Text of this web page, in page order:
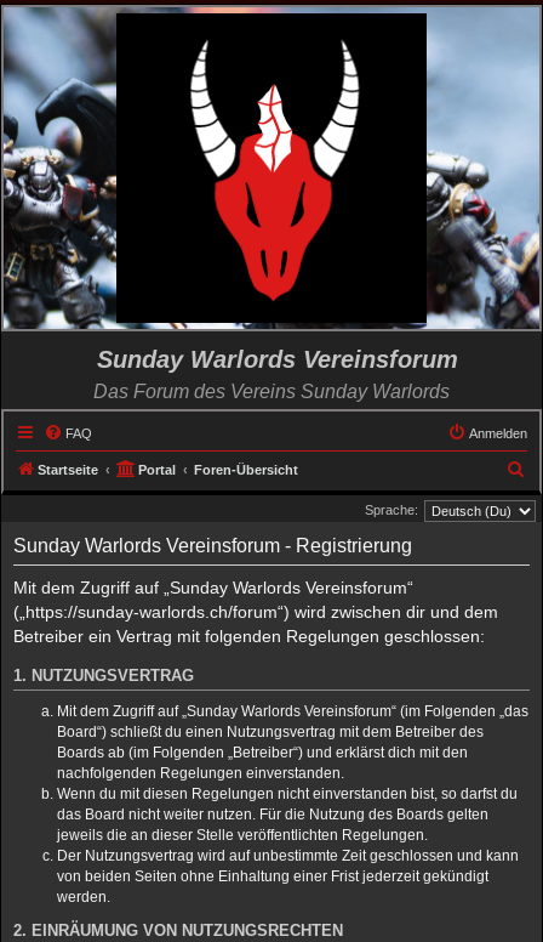
Sunday Warlords Vereinsforum
Das Forum des Vereins Sunday Warlords
FAQ Anmelden
Startseite Portal Foren-Übersicht
u
Sprache:
Sunday Warlords Vereinsforum - Registrierung
Mit dem Zugriff auf „Sunday Warlords Vereinsforum“
(„https://sunday-warlords.ch/forum“) wird zwischen dir und dem
Betreiber ein Vertrag mit folgenden Regelungen geschlossen:
1. NUTZUNGSVERTRAG
Mit dem Zugriff auf „Sunday Warlords Vereinsforum“ (im Folgenden „das
Board“) schließt du einen Nutzungsvertrag mit dem Betreiber des
Boards ab (im Folgenden „Betreiber“) und erklärst dich mit den
nachfolgenden Regelungen einverstanden.
Wenn du mit diesen Regelungen nicht einverstanden bist, so darfst du
das Board nicht weiter nutzen. Für die Nutzung des Boards gelten
jeweils die an dieser Stelle veröffentlichten Regelungen.
Der Nutzungsvertrag wird auf unbestimmte Zeit geschlossen und kann
von beiden Seiten ohne Einhaltung einer Frist jederzeit gekündigt
werden.
2. EINRÄUMUNG VON NUTZUNGSRECHTEN